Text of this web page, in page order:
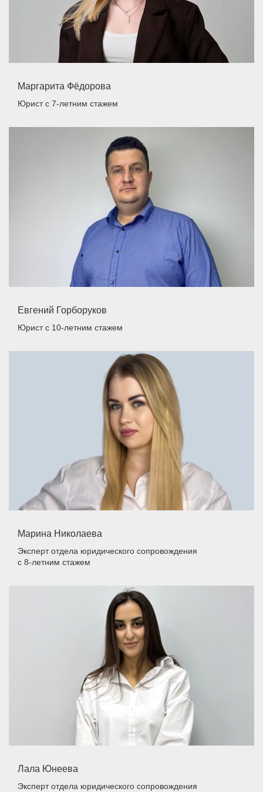
Маргарита Фёдорова
Юристс 7-летним стажем
Евгений Горборуков
Юристс 10-летним стажем
Марина Николаева
Эксперт отдела юридического сопровождения
с 8-летним стажем
Лала Юнеева
Эксперт отдела юридического сопровождения